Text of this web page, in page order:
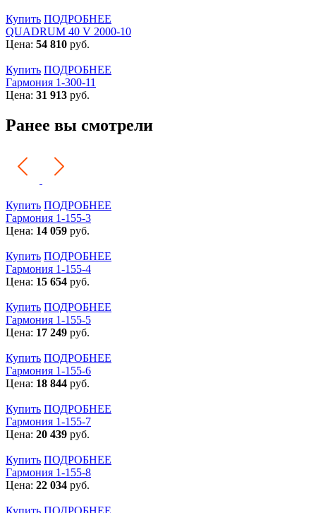
Купить ПОДРОБНЕЕ
QUADRUM 40 V 2000-10
Цена: 54 810 руб.
Купить ПОДРОБНЕЕ
Гармония 1-300-11
Цена: 31 913 руб.
Ранее вы смотрели
Купить ПОДРОБНЕЕ
Гармония 1-155-3
Цена: 14 059 руб.
Купить ПОДРОБНЕЕ
Гармония 1-155-4
Цена: 15 654 руб.
Купить ПОДРОБНЕЕ
Гармония 1-155-5
Цена: 17 249 руб.
Купить ПОДРОБНЕЕ
Гармония 1-155-6
Цена: 18 844 руб.
Купить ПОДРОБНЕЕ
Гармония 1-155-7
Цена: 20 439 руб.
Купить ПОДРОБНЕЕ
Гармония 1-155-8
Цена: 22 034 руб.
Купить ПОДРОБНЕЕ